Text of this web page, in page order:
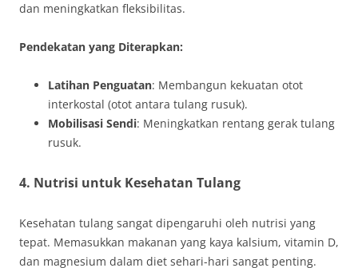
dan meningkatkan fleksibilitas.
Pendekatan yang Diterapkan:
Latihan Penguatan: Membangun kekuatan otot
interkostal (otot antara tulang rusuk).
Mobilisasi Sendi: Meningkatkan rentang gerak tulang
rusuk.
4. Nutrisi untuk Kesehatan Tulang
Kesehatan tulang sangat dipengaruhi oleh nutrisi yang
tepat. Memasukkan makanan yang kaya kalsium, vitamin D,
dan magnesium dalam diet sehari-hari sangat penting.